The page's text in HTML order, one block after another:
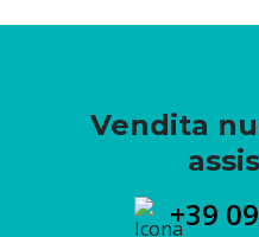
Vendita
+39